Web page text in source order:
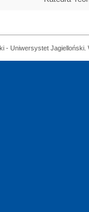
- Uniwersystet